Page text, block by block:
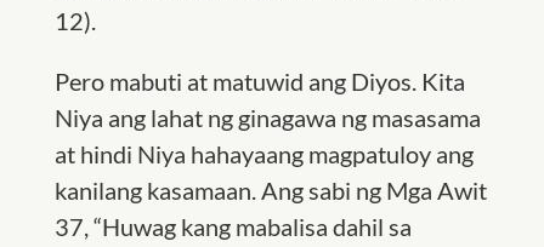
12).
Pero mabuti at matuwid ang Diyos. Kita
Niya ang lahat ng ginagawa ng masasama
at hindi Niya hahayaang magpatuloy ang
kanilang kasamaan. Ang sabi ng Mga Awit
37, “Huwag kang mabalisa dahil sa